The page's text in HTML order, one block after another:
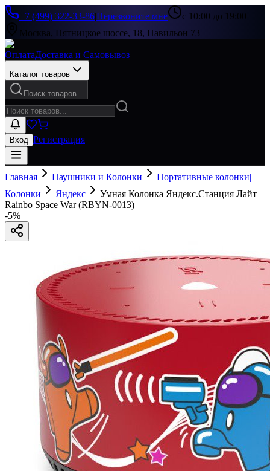
+7 (499) 322-33-86|Перезвоните мне
с 10:00 до 19:00
Москва, Пятницкое шоссе, 18, Павильон 73
ОплатаДоставка и Самовывоз
Каталог товаров
Поиск товаров...
Вход Регистрация
Главная Наушники и Колонки
Портативные колонки|
Колонки
Яндекс
Умная Колонка Яндекс.Станция Лайт
Rainbo Space War (RBYN-0013)
-5%